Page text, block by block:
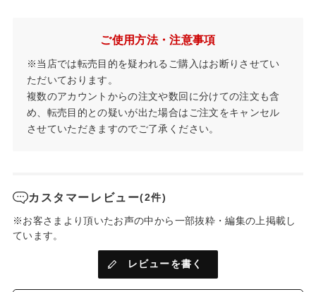
荒れがちな肌を整えるための肌荒れ防止成分 グリチルリチン酸
２Kを配合。肌のバランスを整え、美肌に導きます。使用感はさ
っぱりみずみずしいテクスチャーです。パッチテスト実施済み
で敏感肌の方でもご使用いただけます。
-------------------------------------------------------
*…すべての方にアレルギーや肌トラブルが起こらないということではありませ
た。
ご使用方法・注意事項
※当店では転売目的を疑われるご購入はお断りさせてい
ただいております。
複数のアカウントからの注文や数回に分けての注文も含
め、転売目的との疑いが出た場合はご注文をキャンセル
させていただきますのでご了承ください。
カスタマーレビュー(2件)
※お客さまより頂いたお声の中から一部抜粋・編集の上掲載し
ています。
レビューを書く